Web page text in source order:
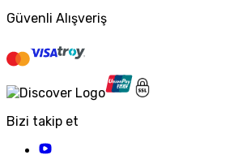
Güvenli Alışveriş
Bizi takip et